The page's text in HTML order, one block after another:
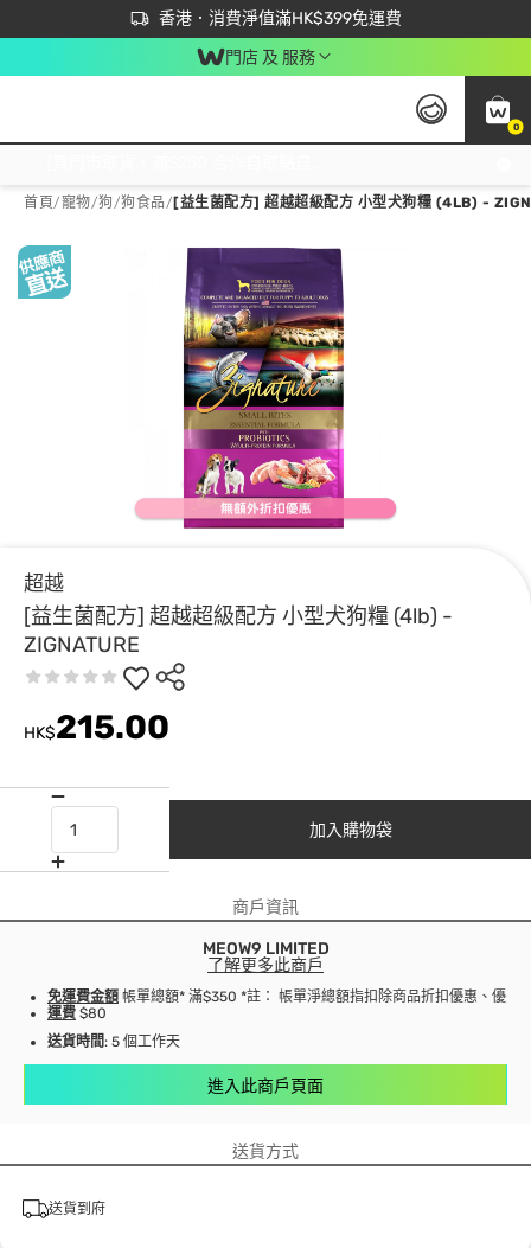
香港．消費淨值滿HK$399免運費
立即成為易賞錢會員盡享獨家優惠
首次APP下單買滿$450 輸入 NEWAPP 即減$50
門店 及 服務
0
首頁/寵物/狗/狗食品/ [益生菌配方] 超越超級配方 小型犬狗糧 (4LB) -
超越
[益生菌配方] 超越超級配方 小型犬狗糧 (4lb) -
ZIGNATURE
HK$215.00
加入購物袋
商戶資訊
MEOW9 LIMITED
了解更多此商戶
免運費金額 帳單總額* 滿$350 *註： 帳單淨總額指扣除商品折扣優惠、優惠
運費 $80
送貨時間: 5 個工作天
進入此商戶頁面
送貨方式
送貨到府